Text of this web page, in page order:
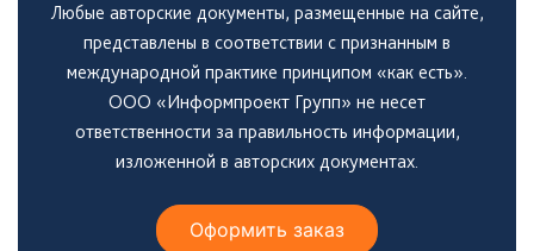
Любые авторские документы, размещенные на сайте,
представлены в соответствии с признанным в
международной практике принципом «как есть».
ООО «Информпроект Групп» не несет
ответственности за правильность информации,
изложенной в авторских документах.
Оформить заказ